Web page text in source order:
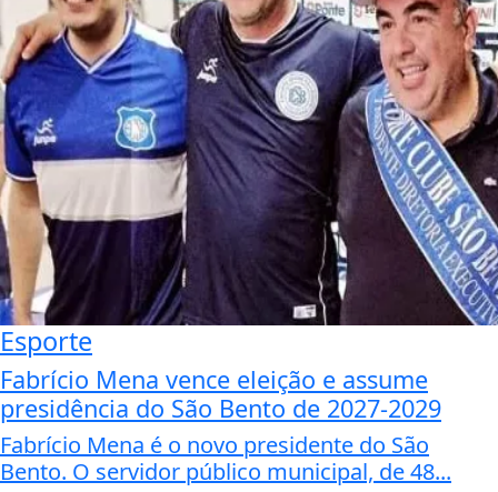
Esporte
Fabrício Mena vence eleição e assume
presidência do São Bento de 2027-2029
Fabrício Mena é o novo presidente do São
Bento. O servidor público municipal, de 48...